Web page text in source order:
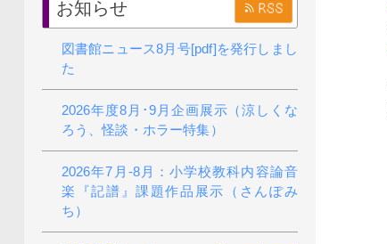
お知らせ
図書館ニュース8月号[pdf]を発行しまし
た
2026年度8月･9月企画展示（涼しくな
ろう、怪談・ホラー特集）
2026年7月-8月：小学校教科内容論音
楽『記譜』課題作品展示（さんぽみ
ち）